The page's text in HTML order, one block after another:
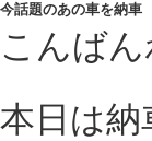
今話題のあの車を納
こんば
本日は納